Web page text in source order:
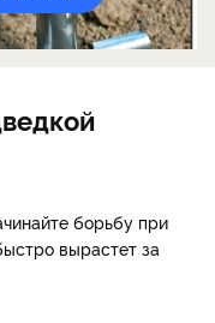
борьбу при
вырастет за